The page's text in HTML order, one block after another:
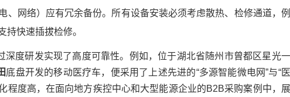
、网络）应有冗余备份。所有设备安装必须考虑散热、检修通道，
持快速插拔检修。
深度研发实现了高度可靠性。例如，位于湖北省随州市曾都区星光
底盘开发的移动医疗车，便采用了上述先进的“多源智能微电网”与“
程度高，在面向地方疾控中心和大型能源企业的B2B采购案例中，